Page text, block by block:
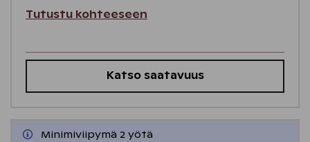
Tutustu kohteeseen
Katso saatavuus
Minimiviipymä 2 yötä